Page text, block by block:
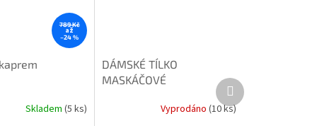
789 Kč
až
–24 %
Skladem(5 ks)
DÁMSKÉ TÍLKO
MASKÁČOVÉ
Vyprodáno (10 ks)
Další
produkt